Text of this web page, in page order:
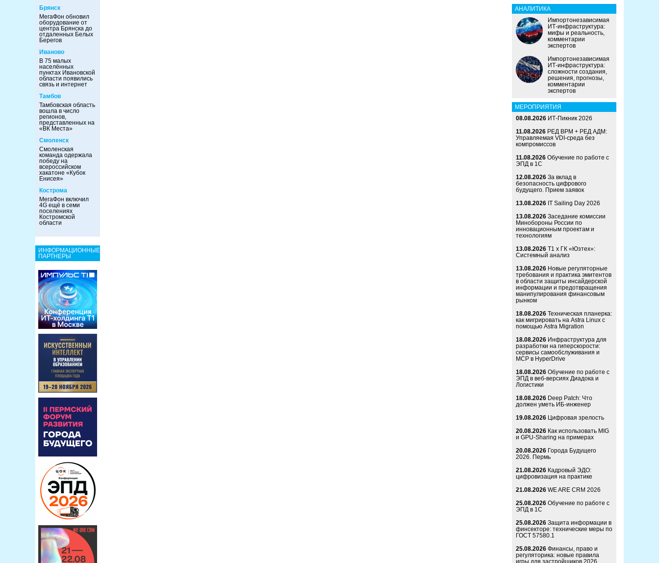
Брянск
МегаФон обновил
оборудование от
центра Брянска до
отдаленных Белых
Берегов
Иваново
В 75 малых
населённых
пунктах Ивановской
области появились
связь и интернет
Тамбов
Тамбовская область
вошла в число
регионов,
представленных на
«ВК Места»
Смоленск
Смоленская
команда одержала
победу на
всероссийском
хакатоне «Кубок
Енисея»
Кострома
МегаФон включил
4G ещё в семи
поселениях
Костромской
области
ИНФОРМАЦИОННЫЕ
ПАРТНЕРЫ
АНАЛИТИКА
Импортонезависимая
ИТ-инфраструктура:
мифы и реальность,
комментарии
экспертов
Импортонезависимая
ИТ-инфраструктура:
сложности создания,
решения, прогнозы,
комментарии
экспертов
МЕРОПРИЯТИЯ
08.08.2026 ИТ-Пикник 2026
11.08.2026 РЕД ВРМ + РЕД АДМ:
Управляемая VDI-среда без
компромиссов
11.08.2026 Обучение по работе с
ЭПД в 1С
12.08.2026 За вклад в
безопасность цифрового
будущего. Прием заявок
13.08.2026 IT Sailing Day 2026
13.08.2026 Заседание комиссии
Минобороны России по
инновационным проектам и
технологиям
13.08.2026 Т1 x ГК «Юзтех»:
Системный анализ
13.08.2026 Новые регуляторные
требования и практика эмитентов
в области защиты инсайдерской
информации и предотвращения
манипулирования финансовым
рынком
18.08.2026 Техническая планерка:
как мигрировать на Astra Linux с
помощью Astra Migration
18.08.2026 Инфраструктура для
разработки на гиперскорости:
сервисы самообслуживания и
MCP в HyperDrive
18.08.2026 Обучение по работе с
ЭПД в веб-версиях Диадока и
Логистики
18.08.2026 Deep Patch: Что
должен уметь ИБ-инженер
19.08.2026 Цифровая зрелость
20.08.2026 Как использовать MIG
и GPU-Sharing на примерах
20.08.2026 Города Будущего
2026. Пермь
21.08.2026 Кадровый ЭДО:
цифровизация на практике
21.08.2026 WE ARE CRM 2026
25.08.2026 Обучение по работе с
ЭПД в 1С
25.08.2026 Защита информации в
финсекторе: технические меры по
ГОСТ 57580.1
25.08.2026 Финансы, право и
регуляторика: новые правила